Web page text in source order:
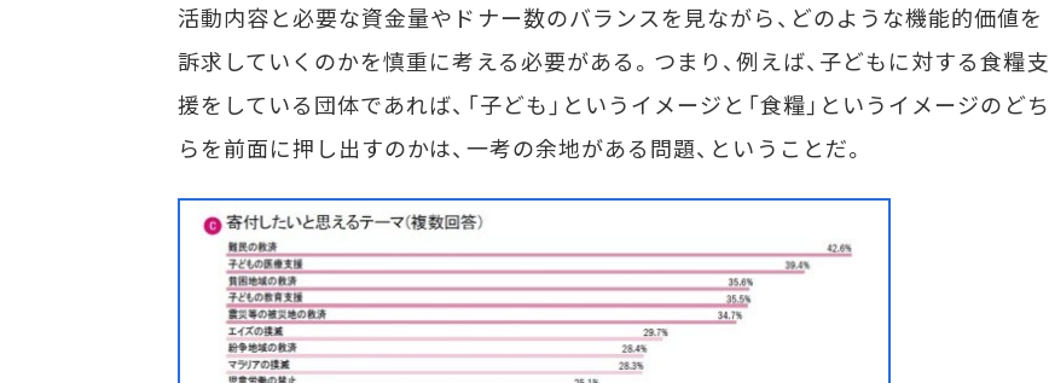
活動内容と必要な資金量やドナー数のバランスを見ながら、どのような機能的価値を
訴求していくのかを慎重に考える必要がある。つまり、例えば、子どもに対する食糧支
援をしている団体であれば、「子ども」というイメージと「食糧」というイメージのどち
らを前面に押し出すのかは、一考の余地がある問題、ということだ。